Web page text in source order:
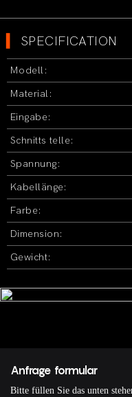
SPECIFICATION
Modell:
Material:
Eingabe:
Schnitts telle:
Spannung:
Kabellänge:
Farbe:
Dimension:
Gewicht:
Anfrage formular
Bitte füllen Sie das unten